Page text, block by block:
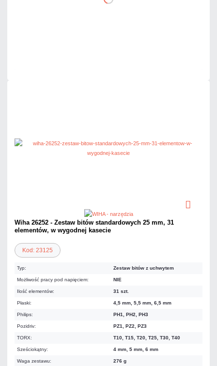
DO KOSZYKA
Wiha 26252 - Zestaw bitów standardowych 25 mm, 31
elementów, w wygodnej kasecie
Kod: 23125
Typ: Zestaw bitów z uchwytem
Możliwość pracy pod napięciem: NIE
Ilość elementów: 31 szt.
Płaski: 4,5 mm, 5,5 mm, 6,5 mm
Philips: PH1, PH2, PH3
Pozidriv: PZ1, PZ2, PZ3
TORX: T10, T15, T20, T25, T30, T40
Sześciokątny: 4 mm, 5 mm, 6 mm
Waga zestawu: 276 g